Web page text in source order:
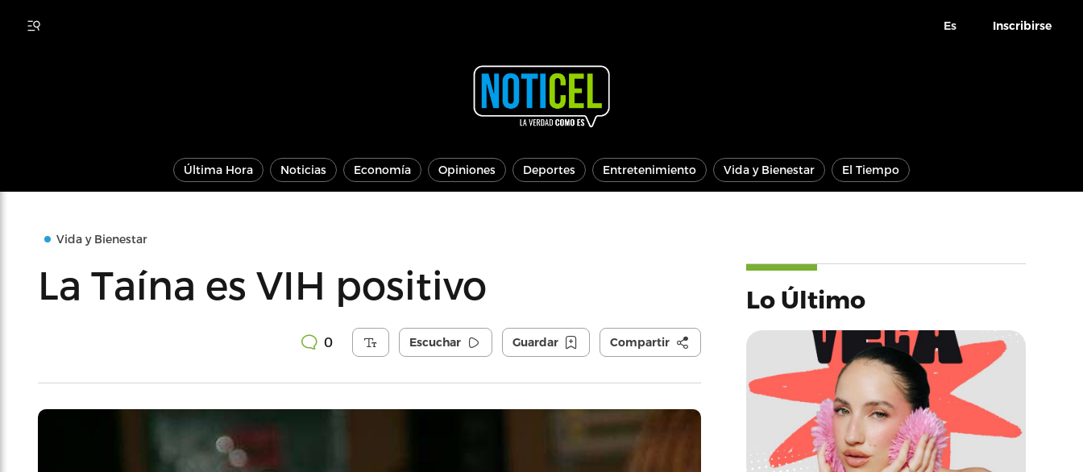
Es Inscribirse
Última Hora Noticias Economía Opiniones Deportes Entretenimiento Vida y Bienestar El Tiempo
Vida y Bienestar
La Taína es VIH positivo
0 Escuchar Guardar Compartir
Lo Último